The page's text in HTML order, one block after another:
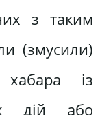
з таким
(змусили)
із
дій або